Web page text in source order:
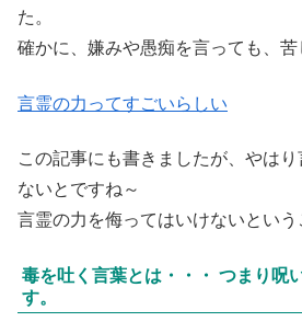
た。
確かに、嫌みや愚痴を言っても、苦
言霊の力ってすごいらしい
この記事にも書きましたが、やは
ないとですね～
言霊の力を侮ってはいけないという
毒を吐く言葉とは・・・ つまり呪
す。